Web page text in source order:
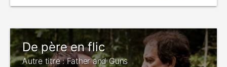
De père en flic
Autre titre : Father and Guns